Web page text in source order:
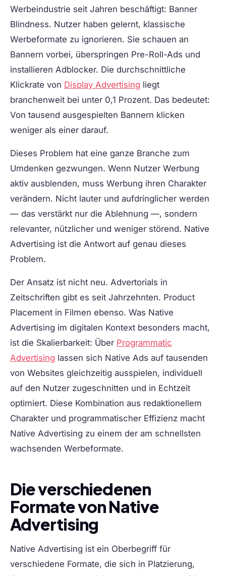
Werbeindustrie seit Jahren beschäftigt: Banner
Blindness. Nutzer haben gelernt, klassische
Werbeformate zu ignorieren. Sie schauen an
Bannern vorbei, überspringen Pre-Roll-Ads und
installieren Adblocker. Die durchschnittliche
Klickrate von Display Advertising liegt
branchenweit bei unter 0,1 Prozent. Das bedeutet:
Von tausend ausgespielten Bannern klicken
weniger als einer darauf.
Dieses Problem hat eine ganze Branche zum
Umdenken gezwungen. Wenn Nutzer Werbung
aktiv ausblenden, muss Werbung ihren Charakter
verändern. Nicht lauter und aufdringlicher werden
— das verstärkt nur die Ablehnung —, sondern
relevanter, nützlicher und weniger störend. Native
Advertising ist die Antwort auf genau dieses
Problem.
Der Ansatz ist nicht neu. Advertorials in
Zeitschriften gibt es seit Jahrzehnten. Product
Placement in Filmen ebenso. Was Native
Advertising im digitalen Kontext besonders macht,
ist die Skalierbarkeit: Über Programmatic
Advertising lassen sich Native Ads auf tausenden
von Websites gleichzeitig ausspielen, individuell
auf den Nutzer zugeschnitten und in Echtzeit
optimiert. Diese Kombination aus redaktionellem
Charakter und programmatischer Effizienz macht
Native Advertising zu einem der am schnellsten
wachsenden Werbeformate.
Die verschiedenen
Formate von Native
Advertising
Native Advertising ist ein Oberbegriff für
verschiedene Formate, die sich in Platzierung,